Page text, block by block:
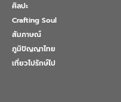
ศิลปะ
Crafting Soul
สัมภาษณ์
ภูมิปัญญาไทย
เที่ยวไปรักษ์ไป